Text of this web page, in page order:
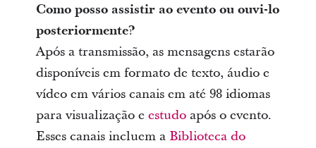
Como posso assistir ao evento ou ouvi-lo
posteriormente?
Após a transmissão, as mensagens estarão
disponíveis em formato de texto, áudio e
vídeo em vários canais em até 98 idiomas
para visualização e estudoapós o evento.
Esses canais incluem a Biblioteca do